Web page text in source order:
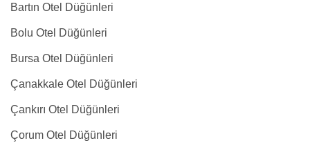
Bartın Otel Düğünleri
Bolu Otel Düğünleri
Bursa Otel Düğünleri
Çanakkale Otel Düğünleri
Çankırı Otel Düğünleri
Çorum Otel Düğünleri